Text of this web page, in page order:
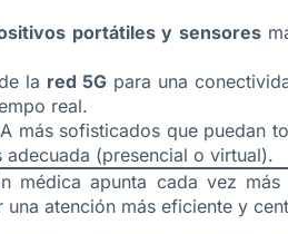
portátiles y sensores
la red 5G para una
real.
más sofisticados que puedan
adecuada (presencial o virtual).
médica apunta cada vez
atención más eficiente y